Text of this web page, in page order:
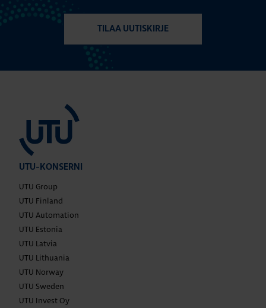
TILAA UUTISKIRJE
UTU-KONSERNI
UTU Group
UTU Finland
UTU Automation
UTU Estonia
UTU Latvia
UTU Lithuania
UTU Norway
UTU Sweden
UTU Invest Oy